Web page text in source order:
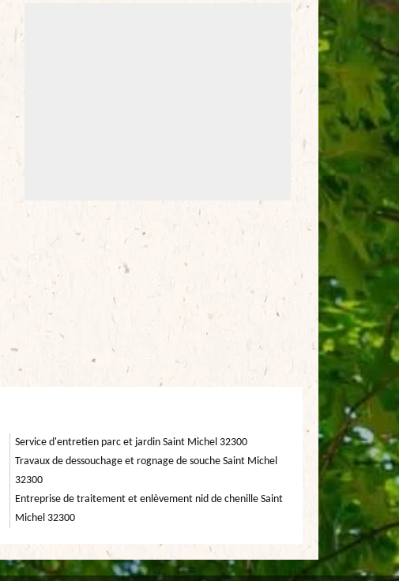
Service d'entretien parc et jardin Saint Michel 32300
Travaux de dessouchage et rognage de souche Saint Michel
32300
Entreprise de traitement et enlèvement nid de chenille Saint
Michel 32300